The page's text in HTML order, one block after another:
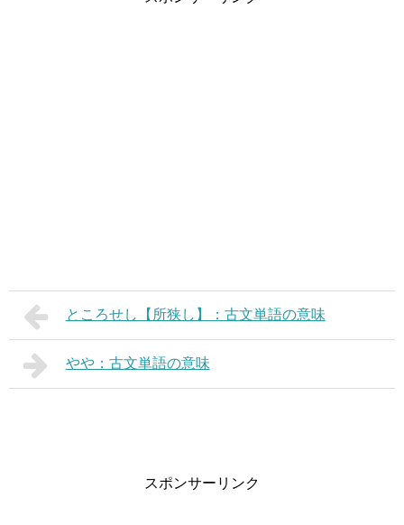
ところせし【所狭し】：古文単語の意味
やや：古文単語の意味
スポンサーリンク